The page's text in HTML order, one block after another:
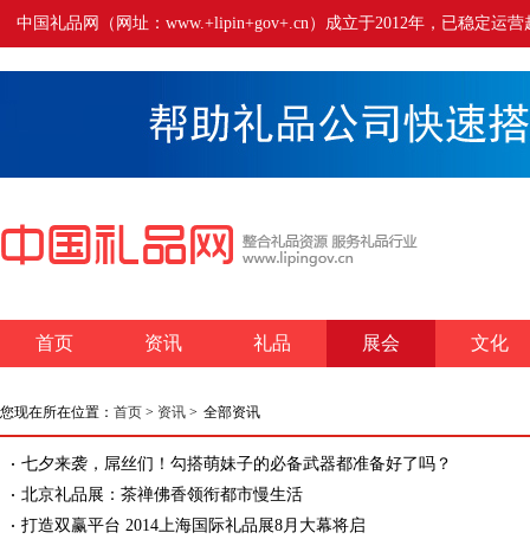
中国礼品网（网址：www.+lipin+gov+.cn）成立于2012年，已稳定运
首页 资讯 礼品 展会 文化
您现在所在位置： 首页 > 资讯 > 全部资讯
七夕来袭，屌丝们！勾搭萌妹子的必备武器都准备好了吗？
北京礼品展：茶禅佛香领衔都市慢生活
打造双赢平台 2014上海国际礼品展8月大幕将启